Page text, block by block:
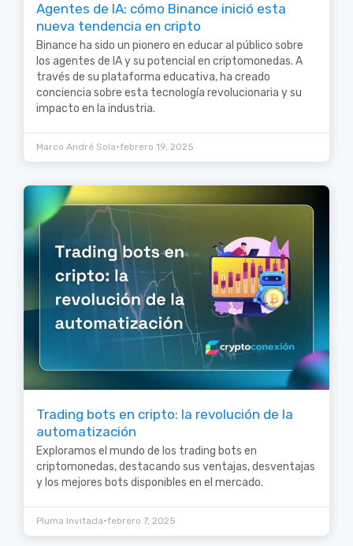
Agentes de IA: cómo Binance inició esta
nueva tendencia en cripto
Binance ha sido un pionero en educar al público sobre
los agentes de IA y su potencial en criptomonedas. A
través de su plataforma educativa, ha creado
conciencia sobre esta tecnología revolucionaria y su
impacto en la industria.
Marco André Sola•febrero 19, 2025
Trading bots en cripto: la revolución de la
automatización
Exploramos el mundo de los trading bots en
criptomonedas, destacando sus ventajas, desventajas
y los mejores bots disponibles en el mercado.
Pluma Invitada•febrero 7, 2025